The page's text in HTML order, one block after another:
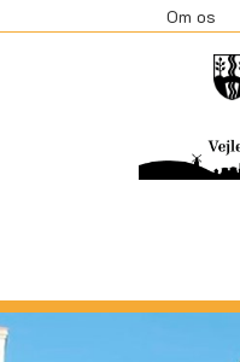
Om os